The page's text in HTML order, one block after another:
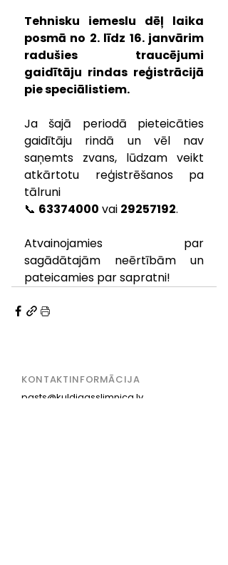
Tehnisku iemeslu dēļ laika
posmā no 2. līdz 16. janvārim
radušies traucējumi
gaidītāju rindas reģistrācijā
pie speciālistiem.
Ja šajā periodā pieteicāties
gaidītāju rindā un vēl nav
saņemts zvans, lūdzam veikt
atkārtotu reģistrēšanos pa
tālruni
📞 63374000 vai 29257192.
Atvainojamies par
sagādātajām neērtībām un
pateicamies par sapratni!
KONTAKTINFORMĀCIJA
pasts@kuldigasslimnica.lv